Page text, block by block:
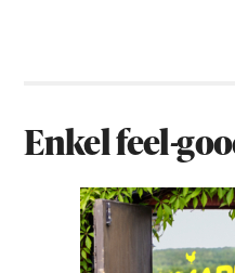
Enkel feel-